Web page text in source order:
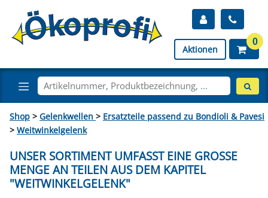
Aktionen
0
Shop > Gelenkwellen > Ersatzteile passend zu Bondioli & Pavesi
> Weitwinkelgelenk
UNSER SORTIMENT UMFASST EINE GROSSE M
ENGE AN TEILEN AUS DEM KAPITEL "
WEITWINKELGELENK"